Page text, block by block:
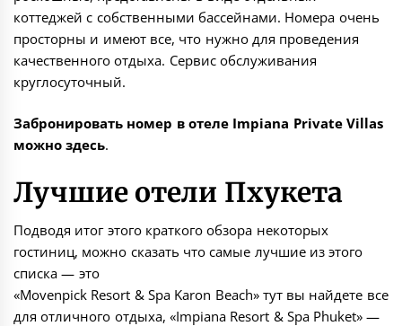
коттеджей с собственными бассейнами. Номера очень
просторны и имеют все, что нужно для проведения
качественного отдыха. Сервис обслуживания
круглосуточный.
Забронировать номер в отеле Impiana Private Villas
можноздесь.
Лучшие отели Пхукета
Подводя итог этого краткого обзора некоторых
гостиниц, можно сказать что самые лучшие из этого
списка — это
«Movenpick Resort & Spa Karon Beach» тут вы найдете все
для отличного отдыха, «Impiana Resort & Spa Phuket» —